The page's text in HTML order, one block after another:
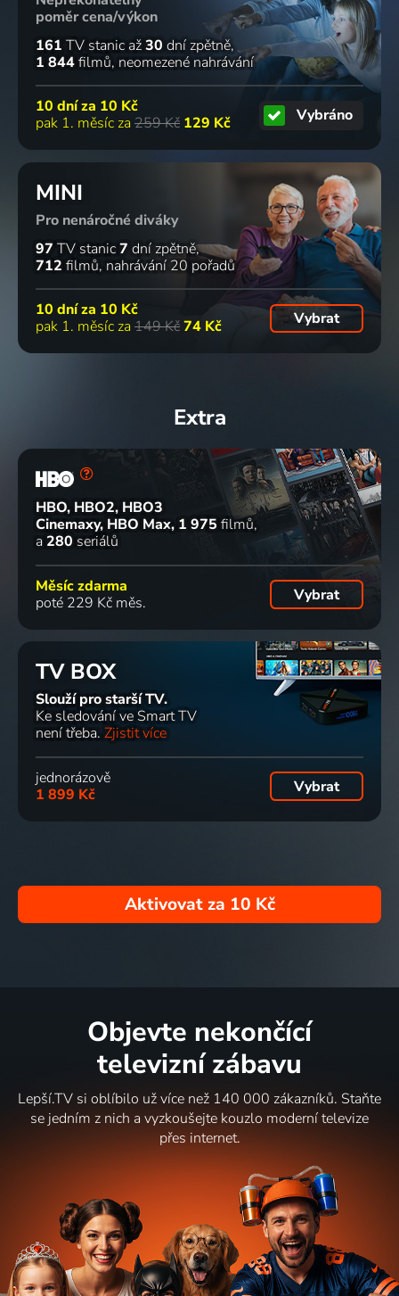
poměr cena/výkon
161 TV stanic až30 dní zpětně
1 844filmů neomezené nahrávání
10 dní za 10 Kč
pak 1. měsíc za 259 Kč 129 Kč Vybráno
MINI
Pro nenáročné diváky
97 TV stanic7 dní zpětně
712 filmů nahrávání 20 pořadů
10 dní za 10 Kč
pak 1. měsíc za 149 Kč74 Kč Vybrat
Extra
HBO, HBO2, HBO3
Cinemaxy, HBO Max 1 975 filmů
a 280 seriálů
Měsíc zdarma
poté 229 Kč měs.
Vybrat
TV BOX
Slouží pro starší TV.
Ke sledování ve Smart TV
není třeba. Zjistit více
jednorázově
1 899 Kč
Vybrat
Aktivovat za 10 Kč
Objevte nekončící
televizní zábavu
Lepší.TV si oblíbilo už více než 140 000 zákazníků. Staňte
se jedním z nich a vyzkoušejte kouzlo moderní televize
přes internet.